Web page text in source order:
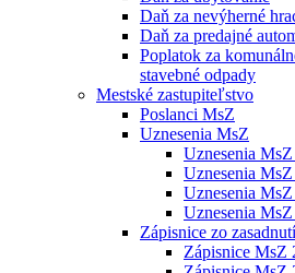
Daň za nevýherné
Daň za predajné
Poplatok za
stavebné odpady
Mestské zastupiteľstvo
Poslanci MsZ
Uznesenia MsZ
Uznesenia
Uznesenia
Uznesenia
Uznesenia
Zápisnice zo
Zápisnice MsZ